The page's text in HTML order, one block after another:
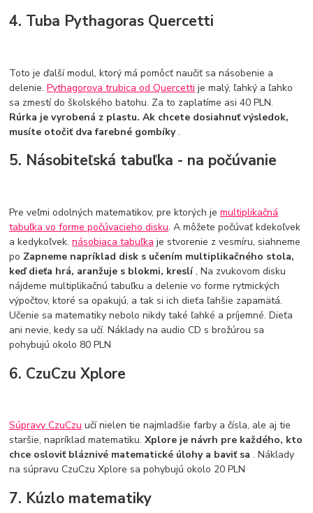
4. Tuba Pythagoras Quercetti
Toto je ďalší modul, ktorý má pomôcť naučiť sa násobenie a
delenie.Pythagorova trubica od Quercetti je malý, ľahký a ľahko
sa zmestí do školského batohu. Za to zaplatíme asi 40 PLN.
Rúrka je vyrobená z plastu. Ak chcete dosiahnuť výsledok,
musíte otočiť dva farebné gombíky.
5. Násobiteľská tabuľka - na počúvanie
Pre veľmi odolných matematikov, pre ktorých jemultiplikačná
tabuľka vo forme počúvacieho disku. A môžete počúvať kdekoľvek
a kedykoľvek.násobiaca tabuľka je stvorenie z vesmíru, siahneme
po Zapneme napríklad disk s učením multiplikačného stola,
keď dieťa hrá, aranžuje s blokmi, kreslí, Na zvukovom disku
nájdeme multiplikačnú tabuľku a delenie vo forme rytmických
výpočtov, ktoré sa opakujú, a tak si ich dieťa ľahšie zapamätá.
Učenie sa matematiky nebolo nikdy také ľahké a príjemné. Dieťa
ani nevie, kedy sa učí. Náklady na audio CD s brožúrou sa
pohybujú okolo 80 PLN
6. CzuCzu Xplore
Súpravy CzuCzu učí nielen tie najmladšie farby a čísla, ale aj tie
staršie, napríklad matematiku.Xplore je návrh pre každého, kto
chce osloviť bláznivé matematické úlohy a baviť sa. Náklady
na súpravu CzuCzu Xplore sa pohybujú okolo 20 PLN
7. Kúzlo matematiky